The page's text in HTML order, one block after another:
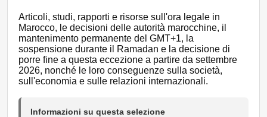
Articoli, studi, rapporti e risorse sull'ora legale in
Marocco, le decisioni delle autorità marocchine, il
mantenimento permanente del GMT+1, la
sospensione durante il Ramadan e la decisione di
porre fine a questa eccezione a partire da settembre
2026, nonché le loro conseguenze sulla società,
sull'economia e sulle relazioni internazionali.
Informazioni su questa selezione